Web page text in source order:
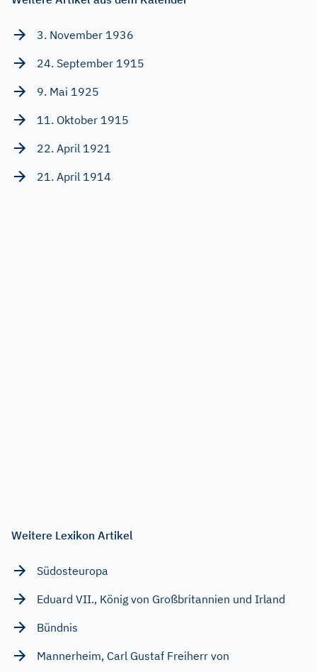
3. November 1936
24. September 1915
9. Mai 1925
11. Oktober 1915
22. April 1921
21. April 1914
Weitere Lexikon Artikel
Südosteuropa
Eduard VII., König von Großbritannien und Irland
Bündnis
Mannerheim, Carl Gustaf Freiherr von